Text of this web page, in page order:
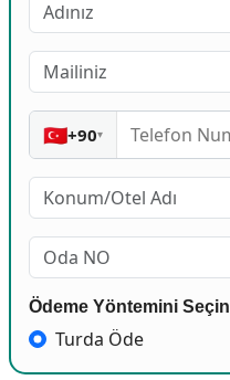
🇹🇷+90▾
Ödeme Yöntemini Seçin
Turda Öde